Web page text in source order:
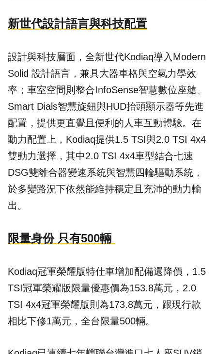
新世代設計語言與科技配置
設計與科技層面，全新世代Kodiaq導入Modern
Solid 設計語言，兼具大器車格與空氣力學效
率；車室空間則整合InfoSense智慧數位座艙、
Smart Dials智慧旋鈕與HUD抬頭顯示器等先進
配置，提供更直覺且便利的人車互動體驗。在
動力配置上，Kodiaq提供1.5 TSI與2.0 TSI 4x4
雙動力選擇，其中2.0 TSI 4x4車型結合七速
DSG雙離合器變速系統與智慧四輪驅動系統，
於多變路況下依然能維持穩定且充沛的動力輸
出。
限量身份 只有500輛
Kodiaq冠軍榮耀版特仕車增加配備還降價，1.5
TSI冠軍榮耀版限量優惠價為153.8萬元，2.0
TSI 4x4冠軍榮耀版則為173.8萬元，跟現行款
相比下修1萬元，全台限量500輛。